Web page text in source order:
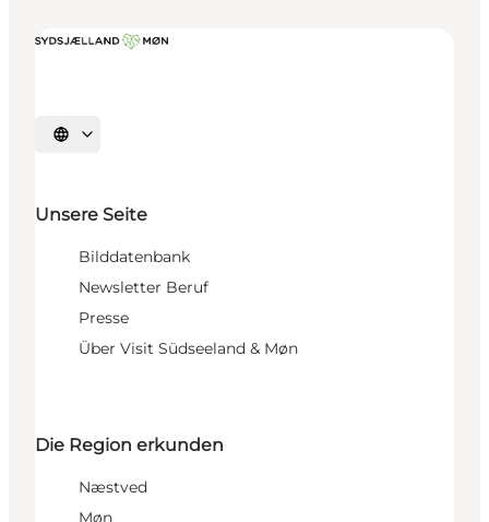
Sprache auswählen
Unsere Seite
Bilddatenbank
Newsletter Beruf
Presse
Über Visit Südseeland & Møn
Die Region erkunden
Næstved
Møn